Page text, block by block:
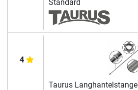
Standard
4
Taurus Langhantelstange